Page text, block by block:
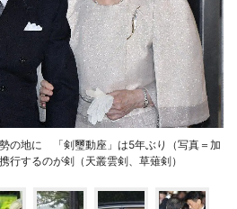
の地に 「剣璽動座」は5年ぶり（写真＝加
行するのが剣（天叢雲剣、草薙剣）